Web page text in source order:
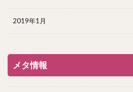
2019年1月
メタ情報